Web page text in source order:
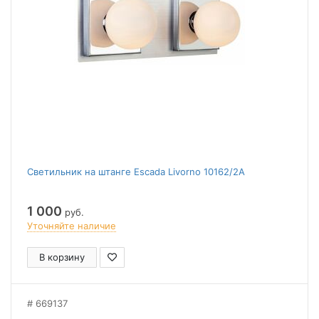
Светильник на штанге Escada Livorno 10162/2A
1 000 руб.
Уточняйте наличие
В корзину
669137